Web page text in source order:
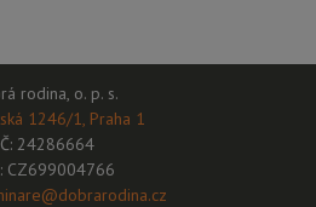
rodina, o. p. s.
1246/1, Praha 1
24286664
CZ699004766